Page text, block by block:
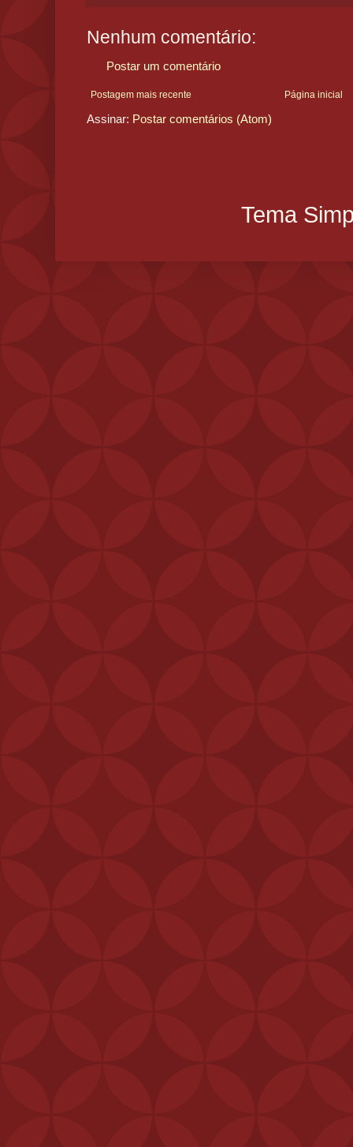
Nenhum comentário:
Postar um comentário
Postagem mais recente Página inicial
Assinar: Postar comentários (Atom)
Tema